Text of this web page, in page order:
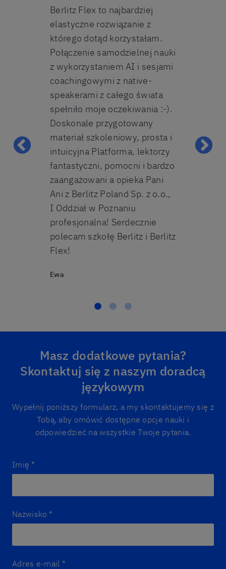
:)
Berlitz Flex to najbardziej
elastyczne rozwiązanie z
którego dotąd korzystałam.
Połączenie samodzielnej nauki
z wykorzystaniem AI i sesjami
coachingowymi z native-
speakerami z całego świata
spełniło moje oczekiwania :-).
Doskonale przygotowany
materiał szkoleniowy, prosta i
intuicyjna Platforma, lektorzy
fantastyczni, pomocni i bardzo
zaangażowani a opieka Pani
Ani z Berlitz Poland Sp. z o.o.,
I Oddział w Poznaniu
profesjonalna! Serdecznie
polecam szkołę Berlitz i Berlitz
Flex!
Ewa
każdemu
Masz dodatkowe pytania?
Skontaktuj się z naszym doradcą
językowym
Wypełnij poniższy formularz, a my skontaktujemy się z
Tobą, aby omówić dostępne opcje nauki i
odpowiedzieć na wszystkie Twoje pytania.
Imię *
Nazwisko *
Adres e-mail *